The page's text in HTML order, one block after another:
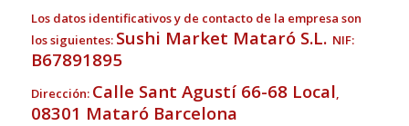
Los datos identificativos y de contacto de la empresa son
los siguientes: Sushi Market Mataró S.L.NIF:
B67891895
Dirección: Calle Sant Agustí 66-68 Local,
08301 Mataró Barcelona